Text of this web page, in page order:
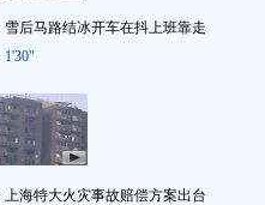
雪后马路结冰开车在抖上班靠走
1'30"
上海特大火灾事故赔偿方案出台